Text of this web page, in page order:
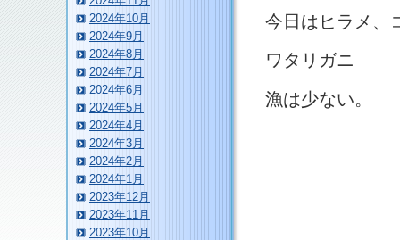
今日はヒラメ、
ワタリガニ
漁は少ない。
2024年10月
2024年9月
2024年8月
2024年7月
2024年6月
2024年5月
2024年4月
2024年3月
2024年2月
2024年1月
2023年12月
2023年11月
2023年10月